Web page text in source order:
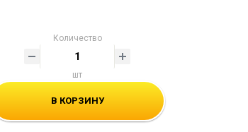
Количество
шт
В КОРЗИНУ